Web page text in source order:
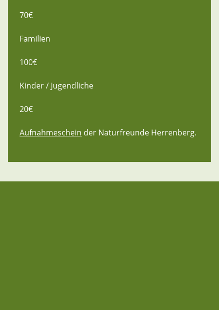
70€
Familien
100€
Kinder / Jugendliche
20€
Aufnahmeschein der Naturfreunde Herrenberg.